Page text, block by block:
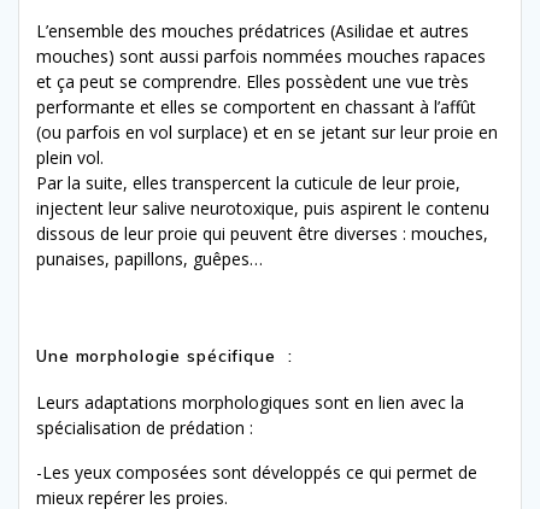
L’ensemble des mouches prédatrices (Asilidae et autres
mouches) sont aussi parfois nommées mouches rapaces
et ça peut se comprendre. Elles possèdent une vue très
performante et elles se comportent en chassant à l’affût
(ou parfois en vol surplace) et en se jetant sur leur proie en
plein vol.
Par la suite, elles transpercent la cuticule de leur proie,
injectent leur salive neurotoxique, puis aspirent le contenu
dissous de leur proie qui peuvent être diverses : mouches,
punaises, papillons, guêpes…
Une morphologie spécifique :
Leurs adaptations morphologiques sont en lien avec la
spécialisation de prédation :
-Les yeux composées sont développés ce qui permet de
mieux repérer les proies.